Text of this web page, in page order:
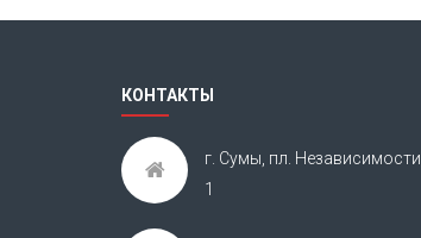
КОНТАКТЫ
г. Сумы, пл. Независимости,
1